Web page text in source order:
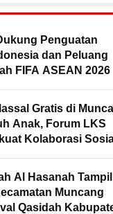
Penguatan
dan Peluang
FIFA ASEAN 2026
Gratis di
Anak, Forum LKS
Kolaborasi
Al Hasanah Tampil
Muncang
Qasidah